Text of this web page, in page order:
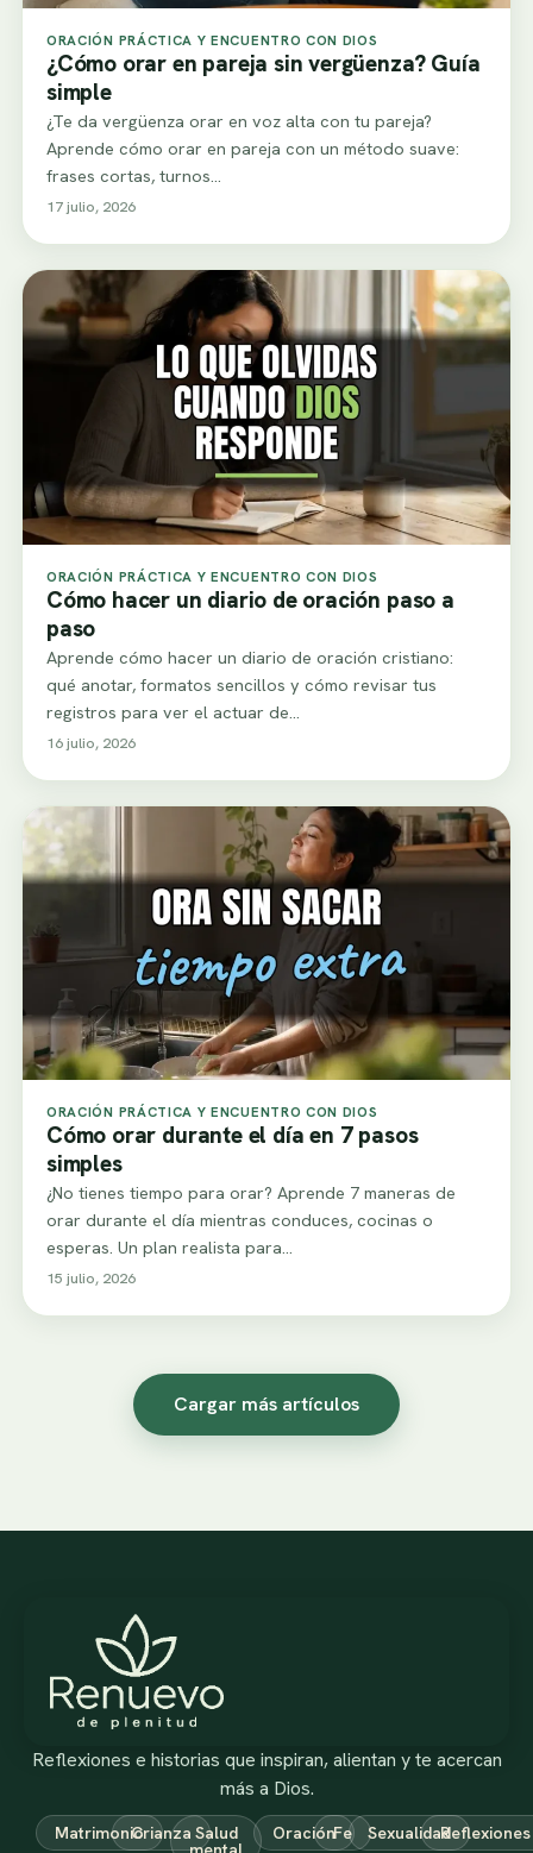
ORACIÓN PRÁCTICA Y ENCUENTRO CON DIOS
¿Cómo orar en pareja sin vergüenza? Guía
simple
¿Te da vergüenza orar en voz alta con tu pareja?
Aprende cómo orar en pareja con un método suave:
frases cortas, turnos…
17 julio, 2026
ORACIÓN PRÁCTICA Y ENCUENTRO CON DIOS
Cómo hacer un diario de oración paso a
paso
Aprende cómo hacer un diario de oración cristiano:
qué anotar, formatos sencillos y cómo revisar tus
registros para ver el actuar de…
16 julio, 2026
ORACIÓN PRÁCTICA Y ENCUENTRO CON DIOS
Cómo orar durante el día en 7 pasos
simples
¿No tienes tiempo para orar? Aprende 7 maneras de
orar durante el día mientras conduces, cocinas o
esperas. Un plan realista para…
15 julio, 2026
Cargar más artículos
Reflexiones e historias que inspiran, alientan y te acercan
más a Dios.
MatrimonioCrianza Salud OraciónFe SexualidadReflexiones